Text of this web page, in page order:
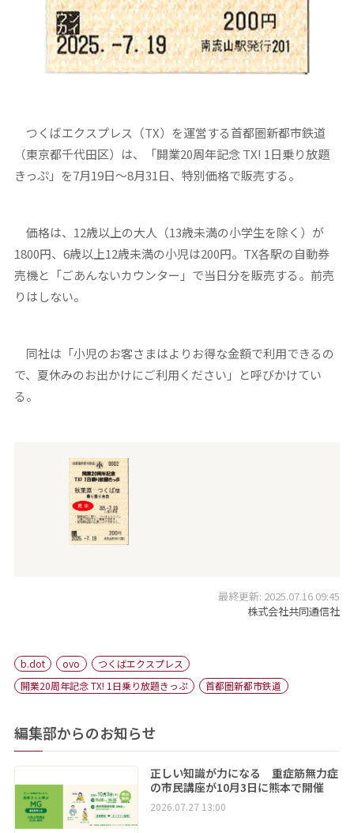
つくばエクスプレス（TX）を運営する首都圏新都市鉄道
（東京都千代田区）は、「開業20周年記念 TX! 1日乗り放題
きっぷ」を7月19日～8月31日、特別価格で販売する。
価格は、12歳以上の大人（13歳未満の小学生を除く）が
1800円、6歳以上12歳未満の小児は200円。TX各駅の自動券
売機と「ごあんないカウンター」で当日分を販売する。前売
りはしない。
同社は「小児のお客さまはよりお得な金額で利用できるの
で、夏休みのお出かけにご利用ください」と呼びかけてい
る。
最終更新: 2025.07.16 09:45
株式会社共同通信社
b.dot ovo
つくばエクスプレス
開業20周年記念 TX! 1日乗り放題きっぷ
首都圏新都市鉄道
編集部からのお知らせ
正しい知識が力になる 重症筋無力症
の市民講座が10月3日に熊本で開催
2026.07.27 13:00